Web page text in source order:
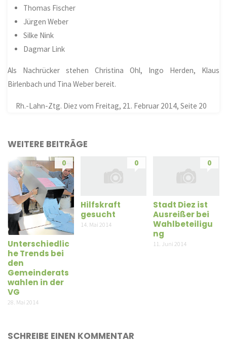
Thomas Fischer
Jürgen Weber
Silke Nink
Dagmar Link
Als Nachrücker stehen Christina Ohl, Ingo Herden, Klaus
Birlenbach und Tina Weber bereit.
Rh.-Lahn-Ztg. Diez vom Freitag, 21. Februar 2014, Seite 20
WEITERE BEITRÄGE
0
Unterschiedlic
he Trends bei
den
Gemeinderats
wahlen in der
VG
28. Mai 2014
0
Hilfskraft
gesucht
14. Mai 2014
0
Stadt Diez ist
Ausreißer bei
Wahlbeteiligu
ng
11. Juni 2014
SCHREIBE EINEN KOMMENTAR